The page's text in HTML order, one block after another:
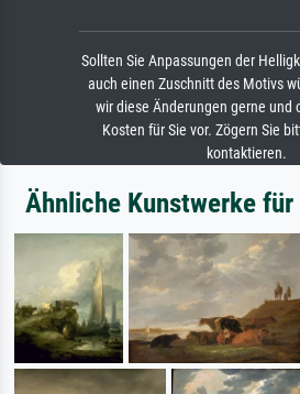
Sollten Sie Anpassungen der
auch einen Zuschnitt des Motivs
wir diese Änderungen gerne und
Kosten für Sie vor. Zögern Sie
kontaktieren.
Ähnliche Kunstwerke